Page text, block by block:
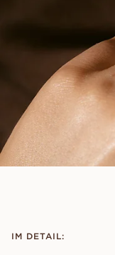
IM DETAIL: